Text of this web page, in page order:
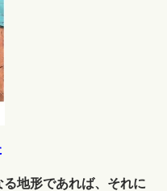
地形であれば、それに